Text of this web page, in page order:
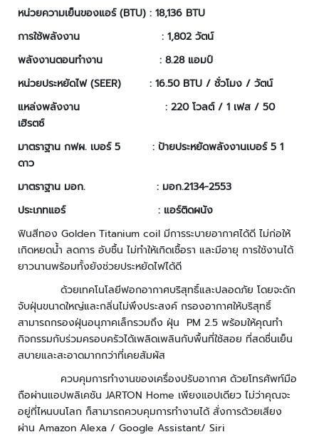
า
ร
ข้
า
ง
ล
ว
ล
ทำ
ง
า
น
ตั
ว
อ่
า
น
ข้
อ
มู
หน่วยความเย็นของแอร์ (BTU) : 18,136 BTU
การใช้พลังงาน : 1,802 วัตน์
พลังงานตอนทำงาน : 8.28แอมป์
หน่วยประหยัดไฟ (SEER) : 16.50 BTU / ชั่วโมง / วัตน์
แหล่งพลังงาน : 220โวลต์ / 1 เฟส / 50
เฮิรตซ์
มาตราฐาน กฟผ. เบอร์5 : ป้ายประหยัดพลังงานเบอร์5 1
ดาว
มาตราฐาน มอก. : มอก.2134-2553
ประเภทแอร์ : แอร์ติดผนัง
ฟินสีทอง Golden Titanium coil มีการระบายอากาศได้ดี ไม่ก่อให้
เกิดหยดน้ำ ลดการ อับชื้น ไม่ทำให้เกิดเชื้อรา และมีอายุ การใช้งานได้
ยาวนานพร้อมทั้งยังช่วยประหยัดไฟได้ดี
ด้วยเทคโนโลยีฟอกอากาศบริสุทธิ์และปลอดภัย โดยจะดัก
จับฝุ่นขนาดใหญ่และกลิ่นไม่พึงประสงค์ กรองอากาศให้บริสุทธิ์
สามารถกรองฝุ่นอนุภาคเล็กรวมถึง ฝุ่น PM 2.5 พร้อมให้คุณทำ
กิจกรรมกับร่วมครอบครัวได้เพลิดเพลินกับพื้นที่ใช้สอย ที่สดชื่นเย็น
สบายและสะอาดมากกว่าที่เคยสัมผัส
ควบคุมการทำงานของเครื่องปรับอากาศ ด้วยโทรศัพท์มือ
ถือผ่านแอปพลิเคชัน JARTON Home เพียงแอปเดียว ไม่ว่าคุณจะ
อยู่ที่ไหนบนโลก ก็สามารถควบคุมการทำงานได้ สั่งการด้วยเสียง
ผ่าน Amazon Alexa / Google Assistant/ Siri